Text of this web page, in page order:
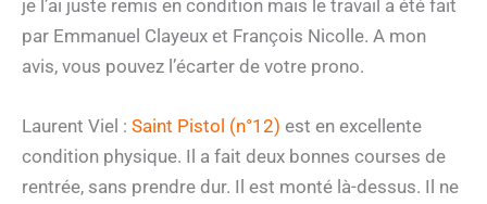
je l’ai juste remis en condition mais le travail a été fait
par Emmanuel Clayeux et François Nicolle. A mon
avis, vous pouvez l’écarter de votre prono.
Laurent Viel : Saint Pistol (n°12) est en excellente
condition physique. Il a fait deux bonnes courses de
rentrée, sans prendre dur. Il est monté là-dessus. Il ne